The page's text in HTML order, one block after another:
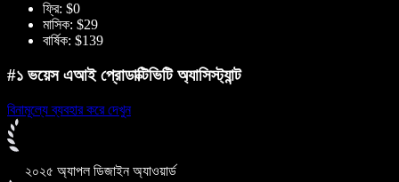
ফ্রি: $0
মাসিক: $29
বার্ষিক: $139
#১ ভয়েস এআই প্রোডাক্টিভিটি অ্যাসিস্ট্যান্ট
বিনামূল্যে ব্যবহার করে দেখুন
২০২৫ অ্যাপল ডিজাইন অ্যাওয়ার্ড